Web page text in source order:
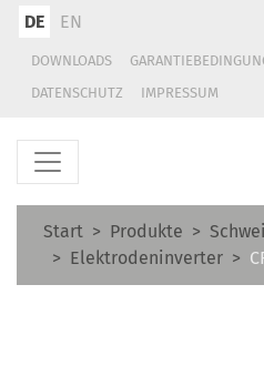
DE EN
DOWNLOADS
DATENSCHUTZ
IMPRESSUM
Start Produkte
Elektrodeninverter